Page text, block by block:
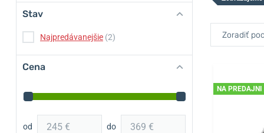
Stav
Najpredávanejšie (2)
Cena
od do
Zoradiť
NA PREDAJNI